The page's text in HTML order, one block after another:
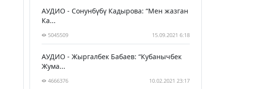
АУДИО - Сонунбүбү Кадырова: “Мен жазган
Ка...
5045509 15.09.2021 6:18
АУДИО - Жыргалбек Бабаев: “Кубанычбек
Жума...
4666376 10.02.2021 23:17